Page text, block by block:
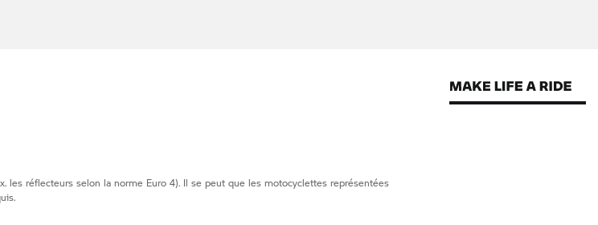
les réflecteurs selon la norme Euro 4). Il se peut que les motocyclettes représentées